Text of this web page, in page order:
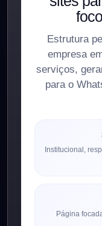
Estrutura
empresa
serviços,
para o
Institucional,
Página